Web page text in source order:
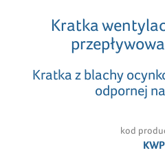
Kratka
Kratka z blachy
odpornej
kod
KWP